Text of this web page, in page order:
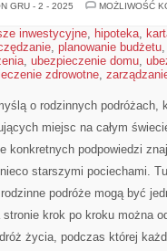
GRU - 2 - 2025
MOŻLIWOŚĆ
inwestycyjne, hipoteka,
, planowanie budżetu
, ubezpieczenie domu,
zdrowotne,
o rodzinnych podróżach,
miejsc na całym
konkretnych podpowiedzi
starszymi pociechami.
podróże mogą być
krok po kroku można
życia, podczas której